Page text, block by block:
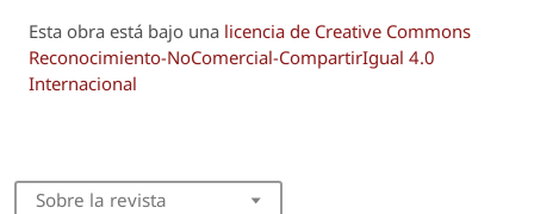
Esta obra está bajo una licencia de Creative Commons
Reconocimiento-NoComercial-CompartirIgual 4.0
Internacional
Sobre la revista